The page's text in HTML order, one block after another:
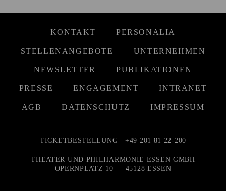
KONTAKT PERSONALIA
STELLENANGEBOTE UNTERNEHMEN
NEWSLETTER PUBLIKATIONEN
PRESSE ENGAGEMENT INTRANET
AGB DATENSCHUTZ IMPRESSUM
TICKETBESTELLUNG +49 201 81 22-200
THEATER UND PHILHARMONIE ESSEN GMBH
OPERNPLATZ 10 — 45128 ESSEN